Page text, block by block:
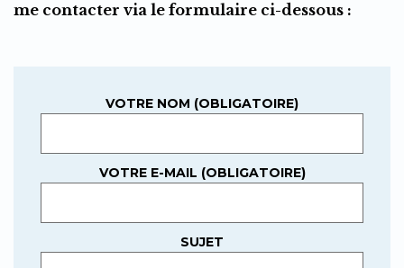
me contacter via le formulaire ci-dessous :
VOTRE NOM (OBLIGATOIRE)
VOTRE E-MAIL (OBLIGATOIRE)
SUJET